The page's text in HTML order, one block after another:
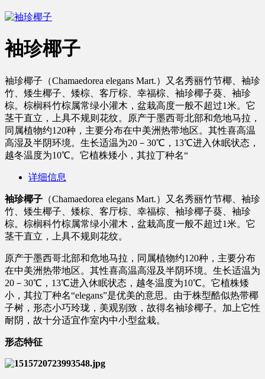
袖珍椰子
袖珍椰子（Chamaedorea elegans Mart.）又名秀丽竹节椰、袖珍
竹、矮生椰子、矮棕、客厅棕、幸福棕、袖珍椰子葵、袖珍
棕。棕榈科竹棕属常绿小灌木，盆栽高度一般不超过1米。它
茎干直立，上具不规则花纹。原产于墨西哥北部和危地马拉，
同属植物约120种，主要分布在中美洲热带地区。其性喜高温
高湿及半阴环境。生长适温为20－30℃，13℃进入休眠状态，
越冬温度为10℃。它植株矮小，其拉丁种名“
详细信息
袖珍椰子 （Chamaedorea elegans Mart.）又名秀丽竹节椰、袖珍
竹、矮生椰子、矮棕、客厅棕、幸福棕、袖珍椰子葵、袖珍
棕。棕榈科竹棕属常绿小灌木，盆栽高度一般不超过1米。它
茎干直立，上具不规则花纹。
原产于墨西哥北部和危地马拉，同属植物约120种，主要分布
在中美洲热带地区。其性喜高温高湿及半阴环境。生长适温为
20－30℃，13℃进入休眠状态，越冬温度为10℃。它植株矮
小，其拉丁种名“elegans”是优美的意思。由于株型酷似热带椰
子树，形态小巧玲珑，美观别致，故得名袖珍椰子。加上它性
耐阴，故十分适宜作室内中小型盆栽。
形态特征